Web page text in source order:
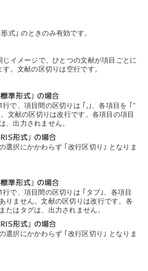
式｣ のときのみ有効です。
イメージで、ひとつの文献が項目ごとに
。文献の区切りは空行です。
準形式｣ の場合
行で、項目間の区切りは ｢,｣、各項目を ｢"
文献の区切りは改行です。各項目の項目
、出力されません。
形式｣ の場合
選択にかかわらず ｢改行区切り｣ となりま
準形式｣ の場合
で、項目間の区切りは ｢タブ｣、各項目
りません。文献の区切りは改行です。各
たはタグは、出力されません。
形式｣ の場合
選択にかかわらず ｢改行区切り｣ となりま